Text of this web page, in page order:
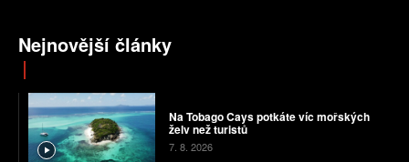
Nejnovější články
Na Tobago Cays potkáte víc mořských
želv než turistů
7. 8. 2026